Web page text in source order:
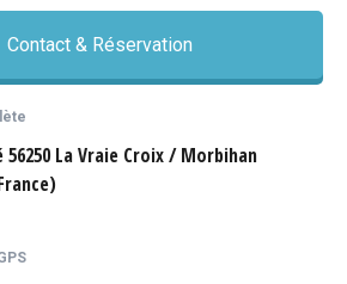
Contact & Réservation
La Vraie Croix / Morbihan